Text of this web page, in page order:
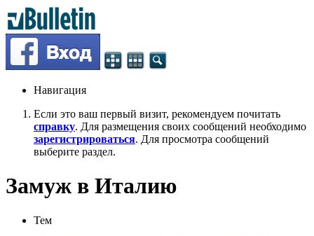
Навигация
Если это ваш первый визит, рекомендуем почитать
справку. Для размещения своих сообщений необходимо
зарегистрироваться. Для просмотра сообщений
выберите раздел.
Замуж в Италию
Тем